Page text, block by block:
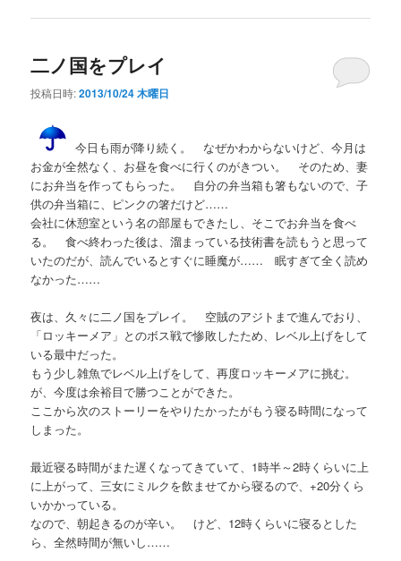
二ノ国をプレイ
投稿日時:2013/10/24 木曜日
今日も雨が降り続く。 なぜかわからないけど、今月は
お金が全然なく、お昼を食べに行くのがきつい。 そのため、妻
にお弁当を作ってもらった。 自分の弁当箱も箸もないので、子
供の弁当箱に、ピンクの箸だけど……
会社に休憩室という名の部屋もできたし、そこでお弁当を食べ
る。 食べ終わった後は、溜まっている技術書を読もうと思って
いたのだが、読んでいるとすぐに睡魔が…… 眠すぎて全く読め
なかった……
夜は、久々に二ノ国をプレイ。 空賊のアジトまで進んでおり、
「ロッキーメア」とのボス戦で惨敗したため、レベル上げをして
いる最中だった。
もう少し雑魚でレベル上げをして、再度ロッキーメアに挑む。
が、今度は余裕目で勝つことができた。
ここから次のストーリーをやりたかったがもう寝る時間になって
しまった。
最近寝る時間がまた遅くなってきていて、1時半～2時くらいに上
に上がって、三女にミルクを飲ませてから寝るので、+20分くら
いかかっている。
なので、朝起きるのが辛い。 けど、12時くらいに寝るとした
ら、全然時間が無いし……